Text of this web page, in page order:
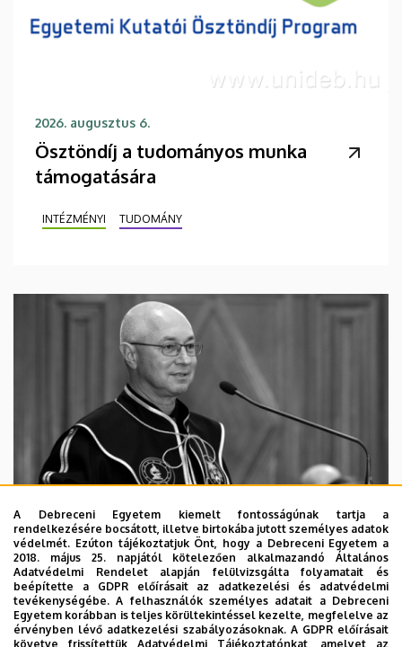
2026. augusztus 6.
Ösztöndíj a tudományos munka
támogatására
INTÉZMÉNYI TUDOMÁNY
2026. augusztus 5.
Díszdoktorát gyászolja a Debreceni
Egyetem
A Debreceni Egyetem kiemelt fontosságúnak tartja a
rendelkezésére bocsátott, illetve birtokába jutott személyes adatok
védelmét. Ezúton tájékoztatjuk Önt, hogy a Debreceni Egyetem a
2018. május 25. napjától kötelezően alkalmazandó Általános
Adatvédelmi Rendelet alapján felülvizsgálta folyamatait és
beépítette a GDPR előírásait az adatkezelési és adatvédelmi
tevékenységébe. A felhasználók személyes adatait a Debreceni
Egyetem korábban is teljes körültekintéssel kezelte, megfelelve az
érvényben lévő adatkezelési szabályozásoknak. A GDPR előírásait
követve frissítettük Adatvédelmi Tájékoztatónkat, amelyet az